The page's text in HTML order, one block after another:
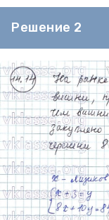
Решение 2